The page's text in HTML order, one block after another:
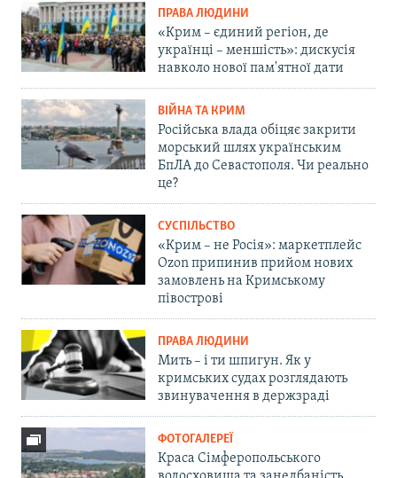
ПРАВА ЛЮДИНИ
«Крим – єдиний регіон, де
українці – меншість»: дискусія
навколо нової пам'ятної дати
ВІЙНА ТА КРИМ
Російська влада обіцяє закрити
морський шлях українським
БпЛА до Севастополя. Чи реально
це?
СУСПІЛЬСТВО
«Крим – не Росія»: маркетплейс
Ozon припинив прийом нових
замовлень на Кримському
півострові
ПРАВА ЛЮДИНИ
Мить – і ти шпигун. Як у
кримських судах розглядають
звинувачення в держзраді
ФОТОГАЛЕРЕЇ
Краса Сімферопольського